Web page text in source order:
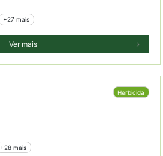
+27 mais
Ver mais
Herbicida
+28 mais